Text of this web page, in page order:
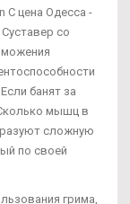
C цена Одесса -
со
банят за
мышц в
сложную
по своей
грима,